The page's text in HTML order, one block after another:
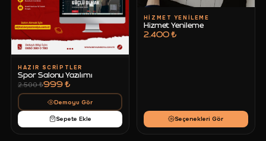
HAZIR SCRIPTLER
Spor Salonu Yazılımı
2.500 ₺999 ₺
Demoyu Gör
Sepete Ekle
HIZMET YENILEME
Hizmet Yenileme
2.400 ₺
Seçenekleri Gör